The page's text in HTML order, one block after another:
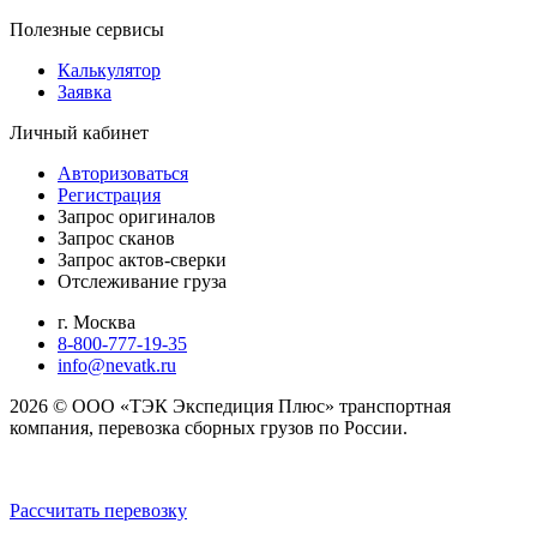
Полезные сервисы
Калькулятор
Заявка
Личный кабинет
Авторизоваться
Регистрация
Запрос оригиналов
Запрос сканов
Запрос актов-сверки
Отслеживание груза
г. Москва
8-800-777-19-35
info@nevatk.ru
2026 © ООО «ТЭК Экспедиция Плюс» транспортная
компания, перевозка сборных грузов по России.
Рассчитать перевозку